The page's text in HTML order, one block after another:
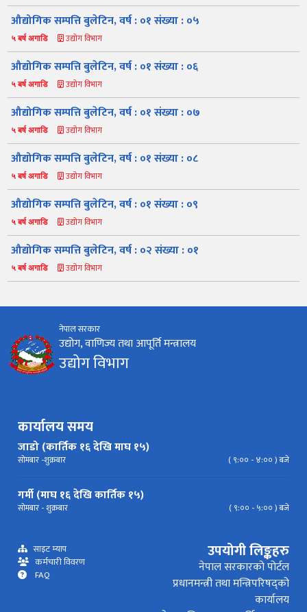
औद्योगिक सम्पत्ति बुलेटिन, वर्ष : ०१ संख्या : ०५
५ बर्ष अगाडि उद्योग विभाग
औद्योगिक सम्पत्ति बुलेटिन, वर्ष : ०१ संख्या : ०६
५ बर्ष अगाडि उद्योग विभाग
औद्योगिक सम्पत्ति बुलेटिन, वर्ष : ०१ संख्या : ०७
५ बर्ष अगाडि उद्योग विभाग
औद्योगिक सम्पत्ति बुलेटिन, वर्ष : ०१ संख्या : ०८
५ बर्ष अगाडि उद्योग विभाग
औद्योगिक सम्पत्ति बुलेटिन, वर्ष : ०१ संख्या : ०९
५ बर्ष अगाडि उद्योग विभाग
औद्योगिक सम्पत्ति बुलेटिन, वर्ष : ०२ संख्या : ०१
५ बर्ष अगाडि उद्योग विभाग
सहायक । यहाँहरुलाई म कसरी सहायता गर्न सक्छु भनेर हेर्न कृपया बटनहरुमा
थिच्नुहोस्।
सूचना
मापदण्ड
नेपाल सरकार
उद्योग, वाणिज्य तथा आपूर्ति मन्त्रालय
उद्योग विभाग
कार्यालय समय
जाडो (कार्तिक १६ देखि माघ १५)
सोमबार -शुक्रबार ( ९:०० - ४:०० ) बजे
गर्मी (माघ १६ देखि कार्तिक १५)
सोमबार - शुक्रबार ( ९:०० - ५:०० ) बजे
साइट म्याप
कर्मचारी विवरण
FAQ
उपयोगी लिङ्कहरु
नेपाल सरकारको पोर्टल
प्रधानमन्त्री तथा मन्त्रिपरिषद्को
कार्यालय